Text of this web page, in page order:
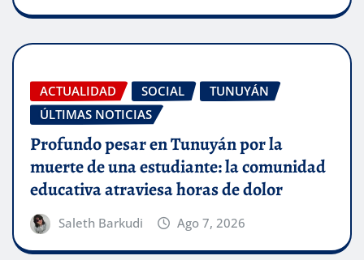
ACTUALIDAD SOCIAL
TUNUYÁN
ÚLTIMAS NOTICIAS
Profundo pesar en Tunuyán por la
muerte de una estudiante: la comunidad
educativa atraviesa horas de dolor
Saleth Barkudi Ago 7, 2026